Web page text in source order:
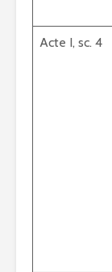
Acte I, sc. 4